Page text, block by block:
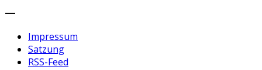
—
Impressum
Satzung
RSS-Feed